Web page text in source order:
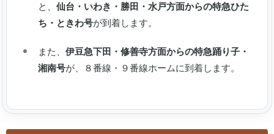
と、 仙台・いわき・勝田・水戸方面からの特急ひた
ち・ときわ号が到着します。
また、 伊豆急下田・修善寺方面からの特急踊り子・
湘南号が、８番線・９番線ホームに到着します。